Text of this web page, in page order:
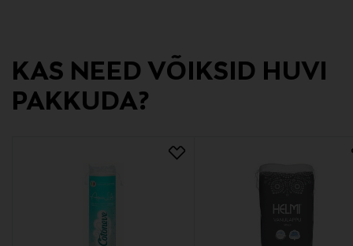
näopuhastuspadjaksesed, puuvillased padjakesed,
Cotoneve
KAS NEED VÕIKSID HUVI
PAKKUDA?